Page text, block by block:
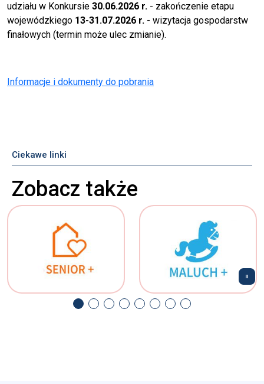
udziału w Konkursie 30.06.2026 r. - zakończenie etapu
wojewódzkiego 13-31.07.2026 r. - wizytacja gospodarstw
finałowych (termin może ulec zmianie).
Informacje i dokumenty do pobrania
Ciekawe linki
Zobacz także